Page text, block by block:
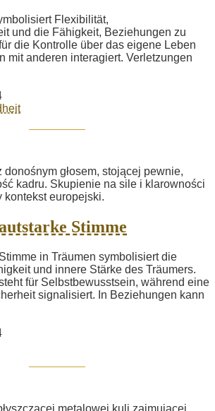
Flexibilität,
und die Fähigkeit, Beziehungen zu
die Kontrolle über das eigene Leben
mit anderen interagiert. Verletzungen
Stimme
in Träumen symbolisiert die
und innere Stärke des Träumers.
für Selbstbewusstsein, während eine
signalisiert. In Beziehungen kann